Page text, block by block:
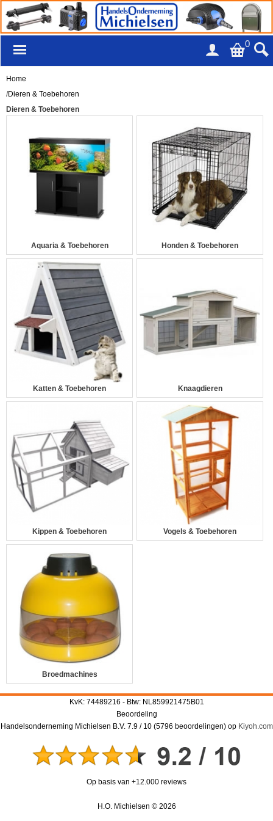
0
Home
/Dieren & Toebehoren
Dieren & Toebehoren
Aquaria & Toebehoren Honden & Toebehoren
Katten & Toebehoren Knaagdieren
Kippen & Toebehoren Vogels & Toebehoren
Broedmachines
KvK: 74489216 - Btw: NL859921475B01
Beoordeling
Handelsonderneming Michielsen B.V. 7.9/ 10(5796 beoordelingen) op Kiyoh.com
Op basis van +12.000 reviews
H.O. Michielsen © 2026